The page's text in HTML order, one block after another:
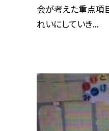
会が考えた重点項
れいにしていき...